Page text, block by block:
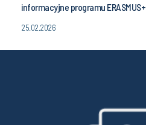
informacyjne programu ERASMUS+
25.02.2026